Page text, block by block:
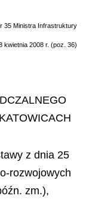
35 Ministra Infrastruktury
kwietnia 2008 r. (poz. 36)
z dnia 25
rozwojowych
zm.),